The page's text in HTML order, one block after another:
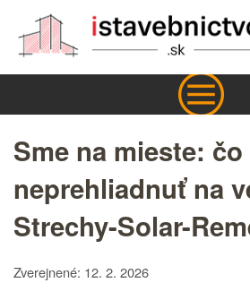
Sme na mieste:
neprehliadnuť na
Strechy-Solar-
Zverejnené: 12. 2. 2026